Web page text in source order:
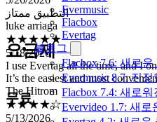
Evermusic
Flacbox
Evertag
블로그
Flacbox 7.6: 새로
Evermusic 8.7: 진
Flacbox 7.4: 새로
Evervideo 1.7: 새
luke arriaga
★★★★★
5/18/2026
I use Evertag all the time, and I
It’s the easiest and most
The Hitrom
★★★★☆
5/13/2026
The app is good I just wish it
요금제
무료